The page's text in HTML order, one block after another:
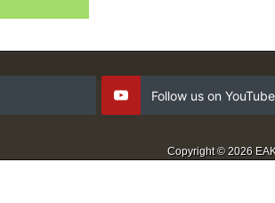
Follow us on YouTube
Copyright © 2026